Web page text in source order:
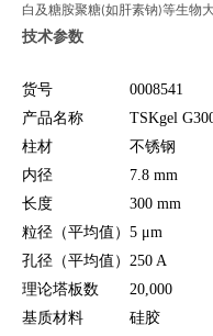
白及糖胺聚糖(如肝素钠)等生物
技术参数
货号
0008541
产品名称
TSKgel
柱材
不锈钢
内径
7.8 mm
长度
300 mm
粒径（平均值） 5 μm
孔径（平均值） 250 A
理论塔板数
20,000
基质材料
硅胶